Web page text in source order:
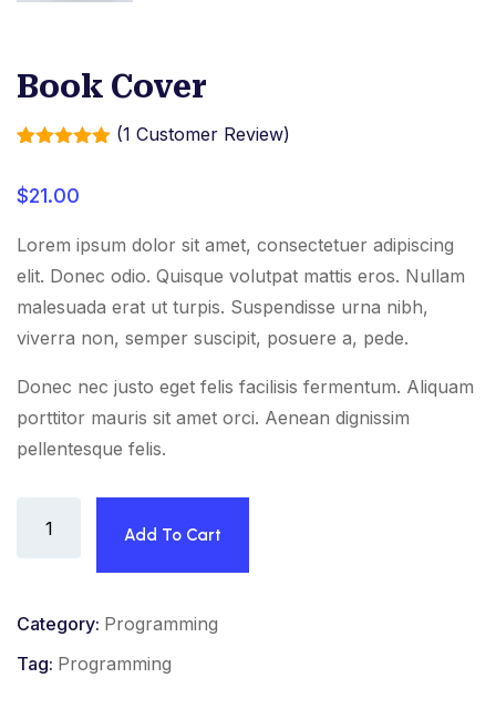
Book Cover
based on
(1 Customer Review)
$21.00
Lorem ipsum dolor sit amet, consectetuer adipiscing
elit. Donec odio. Quisque volutpat mattis eros. Nullam
malesuada erat ut turpis. Suspendisse urna nibh,
viverra non, semper suscipit, posuere a, pede.
Donec nec justo eget felis facilisis fermentum. Aliquam
porttitor mauris sit amet orci. Aenean dignissim
pellentesque felis.
Add To Cart
Category: Programming
Tag: Programming